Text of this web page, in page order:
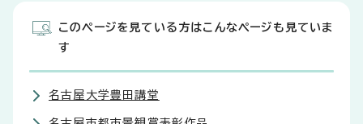
このページを見ている方はこんなページも見ていま
す
名古屋大学豊田講堂